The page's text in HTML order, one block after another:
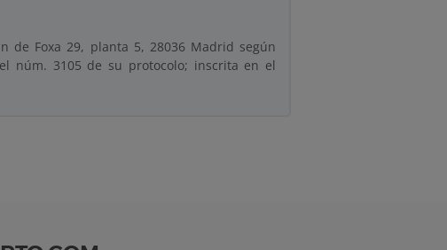
de Foxa 29, planta 5, 28036 Madrid según
núm. 3105 de su protocolo; inscrita en el